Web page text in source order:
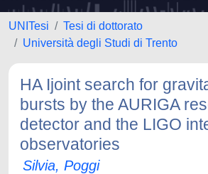
UNITesi
Tesi di dottorato
Università degli Studi di Trento
HA Ijoint search for
bursts by the AURIGA
detector and the LIGO
observatories
Silvia, Poggi